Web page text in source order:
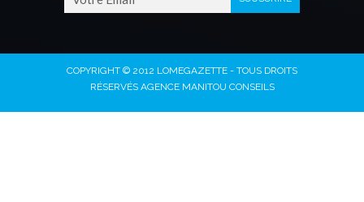
COPYRIGHT © 2012 LOMEGAZETTE - TOUS DROITS
RÉSERVÉS AGENCE MANITOU CONSEILS